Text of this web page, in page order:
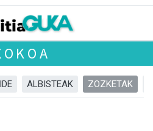
ALBISTEAK ZOZKETAK